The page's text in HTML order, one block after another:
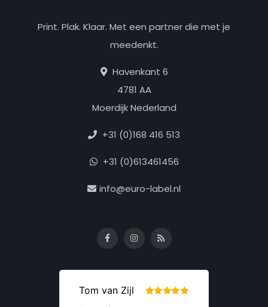
Print. Plak. Klaar. Met een partner die met je
meedenkt.
Havenkant 6
4781 AA
Moerdijk Nederland
+31 (0)168 416 513
+31 (0)613461456
info@euro-label.nl